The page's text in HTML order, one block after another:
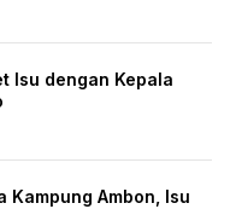
Isu dengan Kepala
Kampung Ambon, Isu